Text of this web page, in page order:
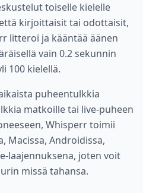
toiselle kielelle
kirjoittaisit tai odottaisit,
litteroi ja kääntää äänen
vain 0.2 sekunnin
100 kielellä.
puheentulkkia
matkoille tai live-puheen
Whisperr toimii
Macissa, Androidissa,
laajennuksena, joten voit
missä tahansa.